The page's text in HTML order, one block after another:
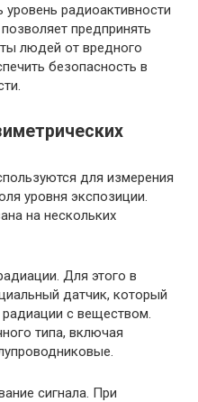
радиоактивности
предпринять
людей от вредного
безопасность в
для измерения
уровня экспозиции.
на нескольких
Для этого в
датчик, который
с веществом.
типа, включая
сигнала. При